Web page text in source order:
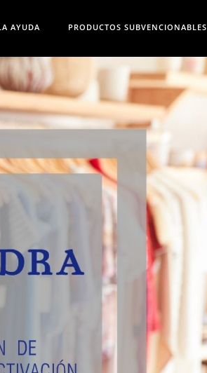
AYUDA PRODUCTOS SUBVENCIONABLES